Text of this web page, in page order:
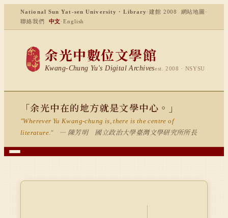
National Sun Yat-sen University · Library ·建館 2008 網站地圖 ·
聯絡我們
中文·English
余光中數位文學館
Kwang-Chung Yu's Digital Archivesest. 2008 · NSYSU
「余光中在的地方就是文學中心。」
"Wherever Yu Kwang-chung is, there is the centre of
literature."
— 陳芳明 國立政治大學臺灣文學研究所所長